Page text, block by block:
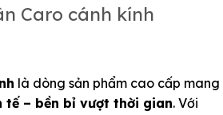
Caro cánh kính
là dòng sản phẩm cao cấp mang
tế – bền bỉ vượt thời gian. Với